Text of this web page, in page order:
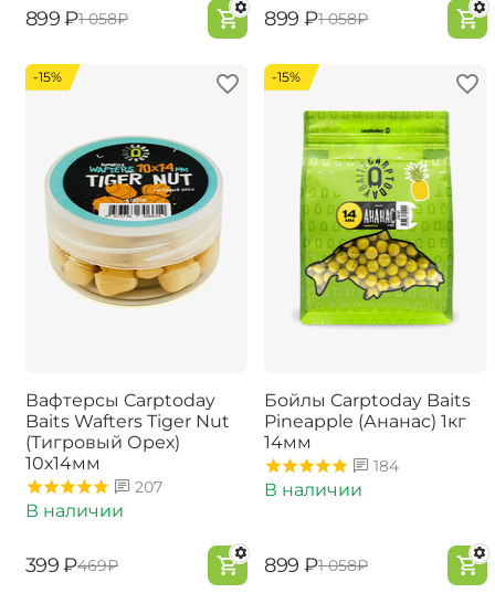
‍899‍ ₽‍1 058‍₽ ‍899‍ ₽‍1 058‍₽
-15%
Вафтерсы Carptoday
Baits Wafters Tiger Nut
(Тигровый Орех)
10х14мм
207
В наличии
‍399‍ ₽‍469‍₽
-15%
Бойлы Carptoday Baits
Pineapple (Ананас) 1кг
14мм
184
В наличии
‍899‍ ₽‍1 058‍₽